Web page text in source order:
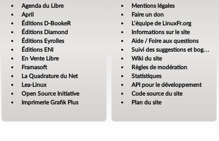
Agenda du Libre
April
Éditions D-BookeR
Éditions Diamond
Éditions Eyrolles
Éditions ENI
En Vente Libre
Framasoft
La Quadrature du Net
Lea-Linux
Open Source Initiative
Imprimerie Grafik Plus
Mentions légales
Faire un don
L’équipe de LinuxFr.org
Informations sur le site
Aide / Foire aux questions
Suivi des suggestions et bogues
Wiki du site
Règles de modération
Statistiques
API pour le développement
Code source du site
Plan du site